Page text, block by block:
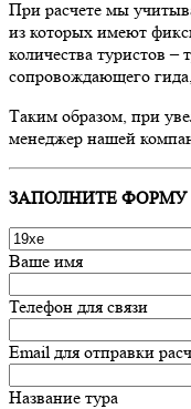
При расчете мы
из которых имеют
количества туристов –
сопровождающего
Таким образом, при
менеджер нашей
ЗАПОЛНИТЕ ФОРМУ
Ваше имя
Телефон для связи
Email для отправки
Название тура